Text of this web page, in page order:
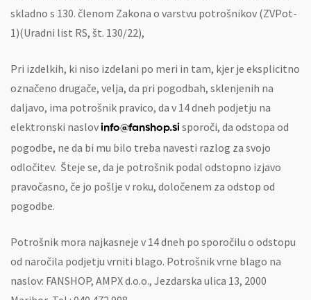
skladno s 130. členom Zakona o varstvu potrošnikov (ZVPot-
1)(Uradni list RS, št. 130/22),
Pri izdelkih, ki niso izdelani po meri in tam, kjer je eksplicitno
označeno drugače, velja, da pri pogodbah, sklenjenih na
daljavo, ima potrošnik pravico, da v 14 dneh podjetju na
elektronski naslov info@fanshop.si sporoči, da odstopa od
pogodbe, ne da bi mu bilo treba navesti razlog za svojo
odločitev. Šteje se, da je potrošnik podal odstopno izjavo
pravočasno, če jo pošlje v roku, določenem za odstop od
pogodbe.
Potrošnik mora najkasneje v 14 dneh po sporočilu o odstopu
od naročila podjetju vrniti blago. Potrošnik vrne blago na
naslov: FANSHOP, AMPX d.o.o., Jezdarska ulica 13, 2000